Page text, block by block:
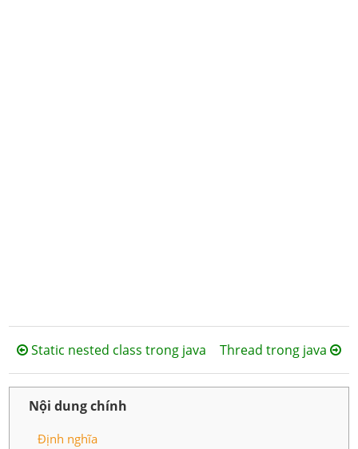
Static nested class trong java Thread trong java
Nội dung chính
Định nghĩa